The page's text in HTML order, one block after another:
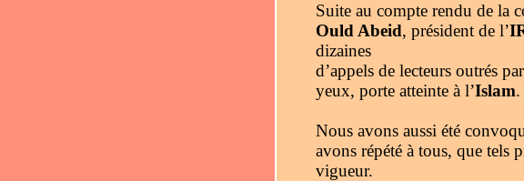
Suite au compte rendu de la
Ould Abeid, président de l’
dizaines
d’appels de lecteurs outrés
yeux, porte atteinte à l’Islam.
Nous avons aussi été
avons répété à tous, que tels
vigueur.